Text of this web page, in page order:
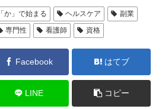
「か」で始まる ヘルスケア
副業
専門性 看護師 資格
Facebook はてブ
LINE コピー